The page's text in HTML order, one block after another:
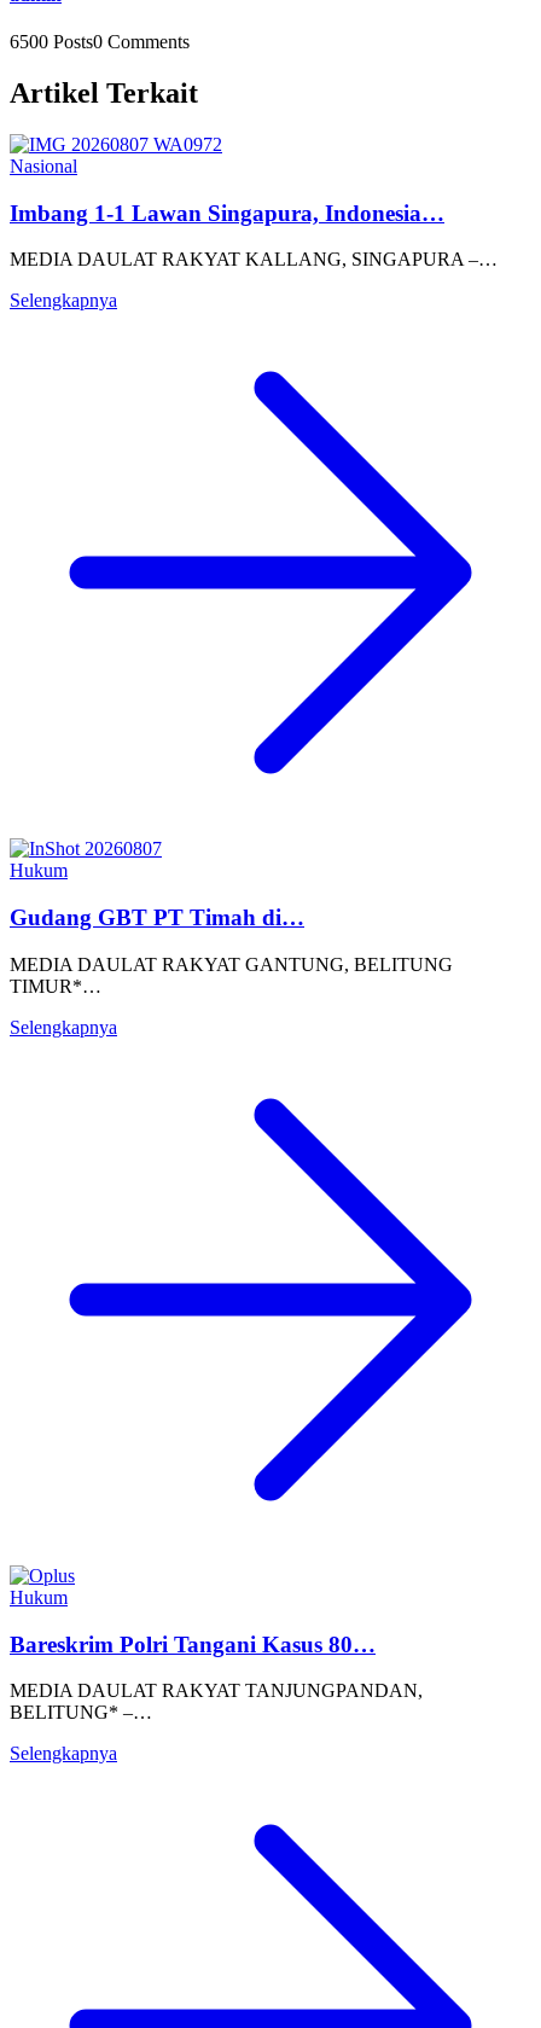
6500 Posts0 Comments
Artikel Terkait
Nasional
Imbang 1-1 Lawan Singapura, Indonesia…
MEDIA DAULAT RAKYAT KALLANG, SINGAPURA –…
Selengkapnya
Hukum
Gudang GBT PT Timah di…
MEDIA DAULAT RAKYAT GANTUNG, BELITUNG
TIMUR*…
Selengkapnya
Hukum
Bareskrim Polri Tangani Kasus 80…
MEDIA DAULAT RAKYAT TANJUNGPANDAN,
BELITUNG* –…
Selengkapnya